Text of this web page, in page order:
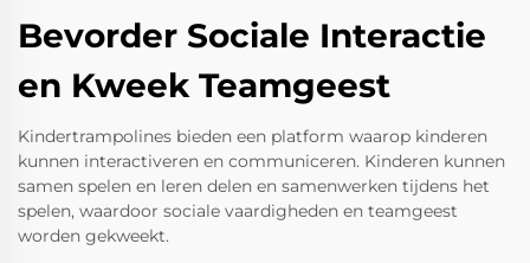
Bevorder Sociale Interactie
en Kweek Teamgeest
Kindertrampolines bieden een platform waarop kinderen
kunnen interactiveren en communiceren. Kinderen kunnen
samen spelen en leren delen en samenwerken tijdens het
spelen, waardoor sociale vaardigheden en teamgeest
worden gekweekt.